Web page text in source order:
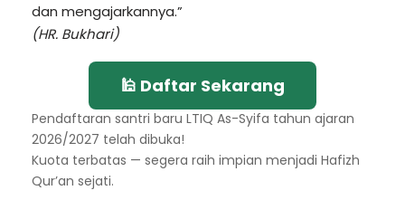
dan mengajarkannya.”
(HR. Bukhari)
🕌 Daftar Sekarang
Pendaftaran santri baru LTIQ As-Syifa tahun ajaran
2026/2027 telah dibuka!
Kuota terbatas — segera raih impian menjadi Hafizh
Qur’an sejati.